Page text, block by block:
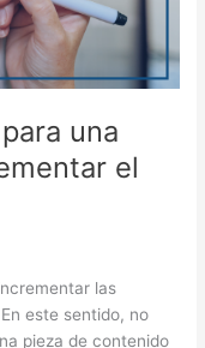
una
el
las
este sentido, no
pieza de contenido